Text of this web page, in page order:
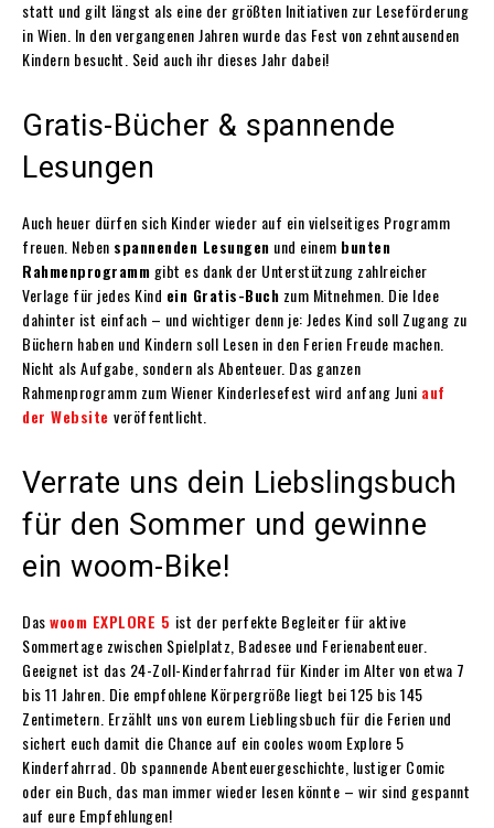
statt und gilt längst als eine der größten Initiativen zur Leseförderung
in Wien. In den vergangenen Jahren wurde das Fest von zehntausenden
Kindern besucht. Seid auch ihr dieses Jahr dabei!
Gratis-Bücher & spannende
Lesungen
Auch heuer dürfen sich Kinder wieder auf ein vielseitiges Programm
freuen. Neben spannenden Lesungen und einem bunten
Rahmenprogramm gibt es dank der Unterstützung zahlreicher
Verlage für jedes Kind ein Gratis-Buch zum Mitnehmen. Die Idee
dahinter ist einfach – und wichtiger denn je: Jedes Kind soll Zugang zu
Büchern haben und Kindern soll Lesen in den Ferien Freude machen.
Nicht als Aufgabe, sondern als Abenteuer. Das ganzen
Rahmenprogramm zum Wiener Kinderlesefest wird anfang Juni auf
der Website veröffentlicht.
Verrate uns dein Liebslingsbuch
für den Sommer und gewinne
ein woom-Bike!
Daswoom EXPLORE 5 ist der perfekte Begleiter für aktive
Sommertage zwischen Spielplatz, Badesee und Ferienabenteuer.
Geeignet ist das 24-Zoll-Kinderfahrrad für Kinder im Alter von etwa 7
bis 11 Jahren. Die empfohlene Körpergröße liegt bei 125 bis 145
Zentimetern. Erzählt uns von eurem Lieblingsbuch für die Ferien und
sichert euch damit die Chance auf ein cooles woom Explore 5
Kinderfahrrad. Ob spannende Abenteuergeschichte, lustiger Comic
oder ein Buch, das man immer wieder lesen könnte – wir sind gespannt
auf eure Empfehlungen!